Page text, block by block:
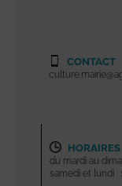
CONTACT
HORAIRES
du mardi au
samedi et lundi :